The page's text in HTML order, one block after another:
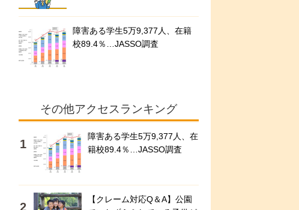
障害ある学生5万9,377人、在籍
校89.4％…JASSO調査
その他アクセスランキング
障害ある学生5万9,377人、在
籍校89.4％…JASSO調査
【クレーム対応Q＆A】公園